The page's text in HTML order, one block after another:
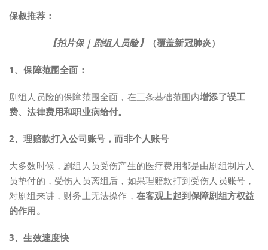
保叔推荐：
【拍片保｜剧组人员险】 （覆盖新冠肺炎）
1、保障范围全面：
剧组人员险的保障范围全面，在三条基础范围内增添了误工
费、法律费用和职业病给付。
2、理赔款打入公司账号，而非个人账号
大多数时候，剧组人员受伤产生的医疗费用都是由剧组制片人
员垫付的，受伤人员离组后，如果理赔款打到受伤人员账号，
对剧组来讲，财务上无法操作， 在客观上起到保障剧组方权益
的作用。
3、生效速度快